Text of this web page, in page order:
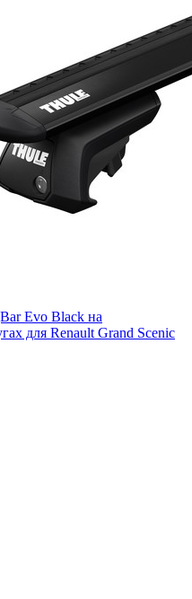
Evo Black на
для Renault Grand Scenic